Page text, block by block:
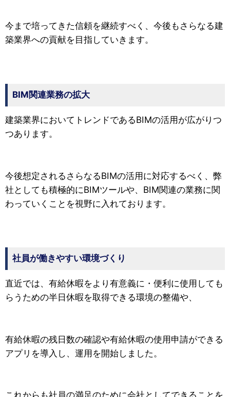
今まで培ってきた信頼を継続すべく、今後もさらなる建
築業界への貢献を目指していきます。
BIM関連業務の拡大
建築業界においてトレンドであるBIMの活用が広がりつ
つあります。
今後想定されるさらなるBIMの活用に対応するべく、弊
社としても積極的にBIMツールや、BIM関連の業務に関
わっていくことを視野に入れております。
社員が働きやすい環境づくり
直近では、有給休暇をより有意義に・便利に使用しても
らうための半日休暇を取得できる環境の整備や、
有給休暇の残日数の確認や有給休暇の使用申請ができる
アプリを導入し、運用を開始しました。
これからも社員の満足のために会社としてできることを